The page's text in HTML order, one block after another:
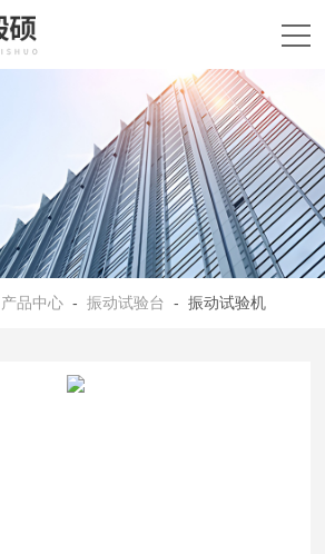
产品中心 -振动试验台 - 振动试验机